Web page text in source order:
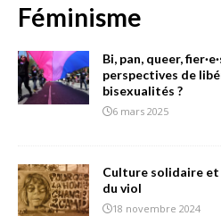
Féminisme
Bi, pan, queer,
perspectives de
bisexualités ?
6 mars 2025
Culture solidaire
du viol
18 novembre 2024